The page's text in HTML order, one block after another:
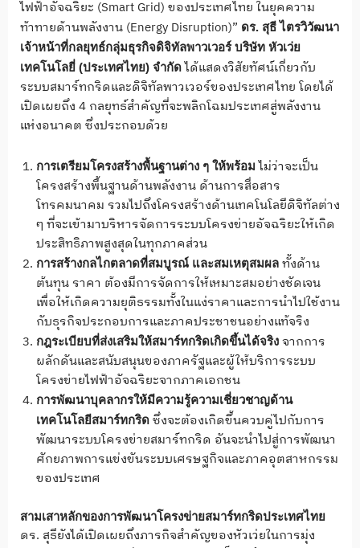
ไฟฟ้าอัจฉริยะ (Smart Grid) ของประเทศไทย ในยุคความ
ท้าทายด้านพลังงาน (Energy Disruption)” ดร. สุธี ไตรวิวัฒนา
เจ้าหน้าที่กลยุทธ์กลุ่มธุรกิจดิจิทัลพาวเวอร์ บริษัท หัวเว่ย
เทคโนโลยี่ (ประเทศไทย) จำกัดได้แสดงวิสัยทัศน์เกี่ยวกับ
ระบบสมาร์ทกริดและดิจิทัลพาวเวอร์ของประเทศไทย โดยได้
เปิดเผยถึง 4 กลยุทธ์สำคัญที่จะพลิกโฉมประเทศสู่พลังงาน
แห่งอนาคต ซึ่งประกอบด้วย
การเตรียมโครงสร้างพื้นฐานต่าง ๆ ให้พร้อม ไม่ว่าจะเป็น
โครงสร้างพื้นฐานด้านพลังงาน ด้านการสื่อสาร
โทรคมนาคม รวมไปถึงโครงสร้างด้านเทคโนโลยีดิจิทัลต่าง
ๆ ที่จะเข้ามาบริหารจัดการระบบโครงข่ายอัจฉริยะให้เกิด
ประสิทธิภาพสูงสุดในทุกภาคส่วน
การสร้างกลไกตลาดที่สมบูรณ์ และสมเหตุสมผล ทั้งด้าน
ต้นทุน ราคา ต้องมีการจัดการให้เหมาะสมอย่างชัดเจน
เพื่อให้เกิดความยุติธรรมทั้งในแง่ราคาและการนำไปใช้งาน
กับธุรกิจประกอบการและภาคประชาชนอย่างแท้จริง
กฎระเบียบที่ส่งเสริมให้สมาร์ทกริดเกิดขึ้นได้จริง จากการ
ผลักดันและสนับสนุนของภาครัฐและผู้ให้บริการระบบ
โครงข่ายไฟฟ้าอัจฉริยะจากภาคเอกชน
การพัฒนาบุคลากรให้มีความรู้ความเชี่ยวชาญด้าน
เทคโนโลยีสมาร์ทกริด ซึ่งจะต้องเกิดขึ้นควบคู่ไปกับการ
พัฒนาระบบโครงข่ายสมาร์ทกริด อันจะนำไปสู่การพัฒนา
ศักยภาพการแข่งขันระบบเศรษฐกิจและภาคอุตสาหกรรม
ของประเทศ
สามเสาหลักของการพัฒนาโครงข่ายสมาร์ทกริดประเทศไทย
ดร. สุธียังได้เปิดเผยถึงภารกิจสำคัญของหัวเว่ยในการมุ่ง